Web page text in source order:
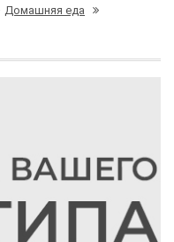
Домашняя еда